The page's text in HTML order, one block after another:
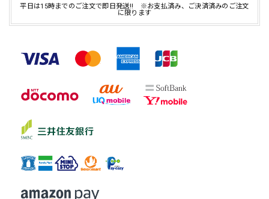
平日は15時までのご注文で即日発送!! ※お支払済み、ご決済済みのご注文
に限ります